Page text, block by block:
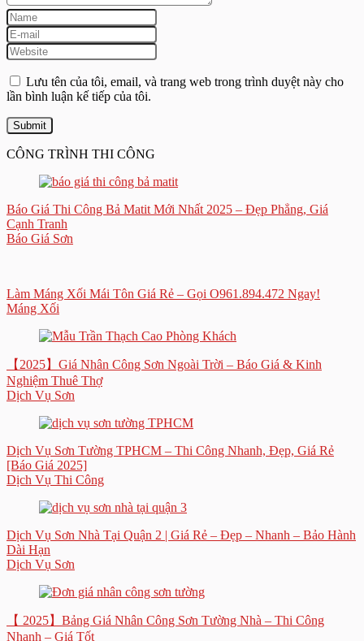
Lưu tên của tôi, email, và trang web trong trình duyệt này cho
lần bình luận kế tiếp của tôi.
CÔNG TRÌNH THI CÔNG
Báo Giá Thi Công Bả Matit Mới Nhất 2025 – Đẹp Phẳng, Giá
Cạnh Tranh
Báo Giá Sơn
Làm Máng Xối Mái Tôn Giá Rẻ – Gọi O961.894.472 Ngay!
Máng Xối
【2025】Giá Nhân Công Sơn Ngoài Trời – Báo Giá & Kinh
Nghiệm Thuê Thợ
Dịch Vụ Sơn
Dịch Vụ Sơn Tường TPHCM – Thi Công Nhanh, Đẹp, Giá Rẻ
[Báo Giá 2025]
Dịch Vụ Thi Công
Dịch Vụ Sơn Nhà Tại Quận 2 | Giá Rẻ – Đẹp – Nhanh – Bảo Hành
Dài Hạn
Dịch Vụ Sơn
【 2025】Bảng Giá Nhân Công Sơn Tường Nhà – Thi Công
Nhanh – Giá Tốt